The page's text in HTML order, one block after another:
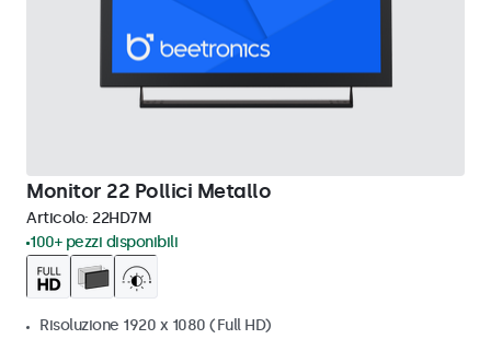
Monitor 22 Pollici Metallo
Articolo: 22HD7M
100+ pezzi disponibili
Risoluzione 1920 x 1080 (Full HD)